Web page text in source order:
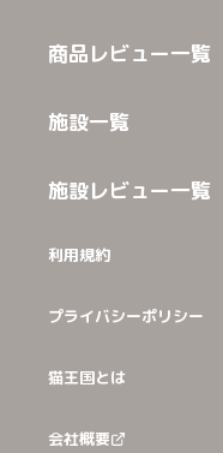
商品レビュー一覧
施設一覧
施設レビュー一覧
利用規約
プライバシーポリシー
猫王国とは
会社概要